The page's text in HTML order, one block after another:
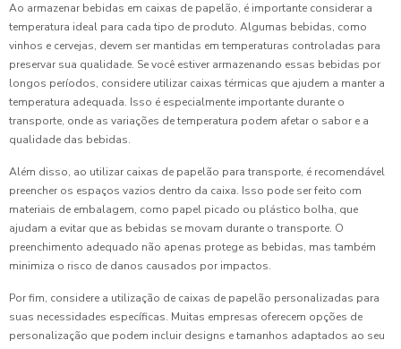
Ao armazenar bebidas em caixas de papelão, é importante considerar a
temperatura ideal para cada tipo de produto. Algumas bebidas, como
vinhos e cervejas, devem ser mantidas em temperaturas controladas para
preservar sua qualidade. Se você estiver armazenando essas bebidas por
longos períodos, considere utilizar caixas térmicas que ajudem a manter a
temperatura adequada. Isso é especialmente importante durante o
transporte, onde as variações de temperatura podem afetar o sabor e a
qualidade das bebidas.
Além disso, ao utilizar caixas de papelão para transporte, é recomendável
preencher os espaços vazios dentro da caixa. Isso pode ser feito com
materiais de embalagem, como papel picado ou plástico bolha, que
ajudam a evitar que as bebidas se movam durante o transporte. O
preenchimento adequado não apenas protege as bebidas, mas também
minimiza o risco de danos causados por impactos.
Por fim, considere a utilização de caixas de papelão personalizadas para
suas necessidades específicas. Muitas empresas oferecem opções de
personalização que podem incluir designs e tamanhos adaptados ao seu